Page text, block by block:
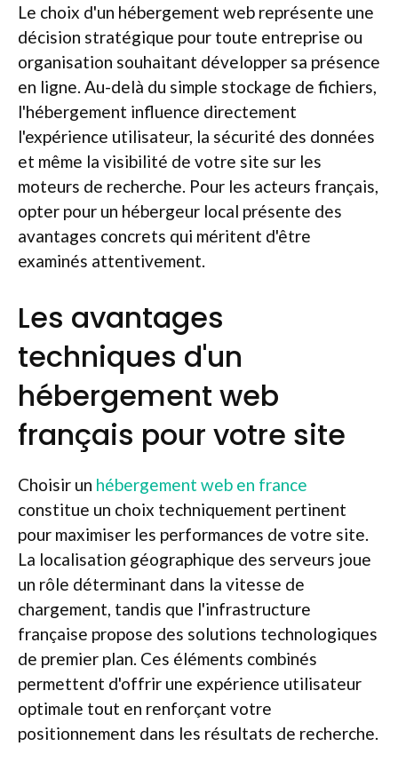
Le choix d'un hébergement web représente une
décision stratégique pour toute entreprise ou
organisation souhaitant développer sa présence
en ligne. Au-delà du simple stockage de fichiers,
l'hébergement influence directement
l'expérience utilisateur, la sécurité des données
et même la visibilité de votre site sur les
moteurs de recherche. Pour les acteurs français,
opter pour un hébergeur local présente des
avantages concrets qui méritent d'être
examinés attentivement.
Les avantages
techniques d'un
hébergement web
français pour votre site
Choisir un hébergement web en france
constitue un choix techniquement pertinent
pour maximiser les performances de votre site.
La localisation géographique des serveurs joue
un rôle déterminant dans la vitesse de
chargement, tandis que l'infrastructure
française propose des solutions technologiques
de premier plan. Ces éléments combinés
permettent d'offrir une expérience utilisateur
optimale tout en renforçant votre
positionnement dans les résultats de recherche.